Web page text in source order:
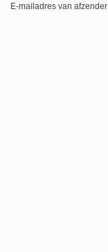
E-mailadres van afzender